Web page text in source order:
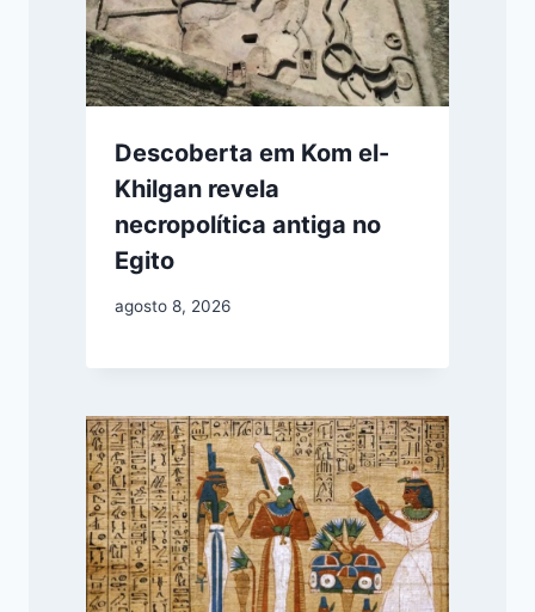
Descoberta em Kom el-
Khilgan revela
necropolítica antiga no
Egito
agosto 8, 2026